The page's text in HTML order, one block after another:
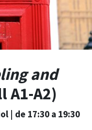
and
A1-A2)
| de 17:30 a 19:30